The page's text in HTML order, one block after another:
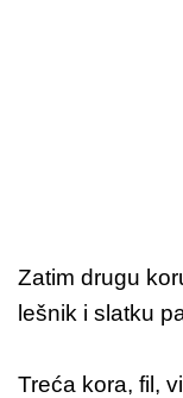
Zatim drugu
lešnik i slatku
Treća kora, fil,